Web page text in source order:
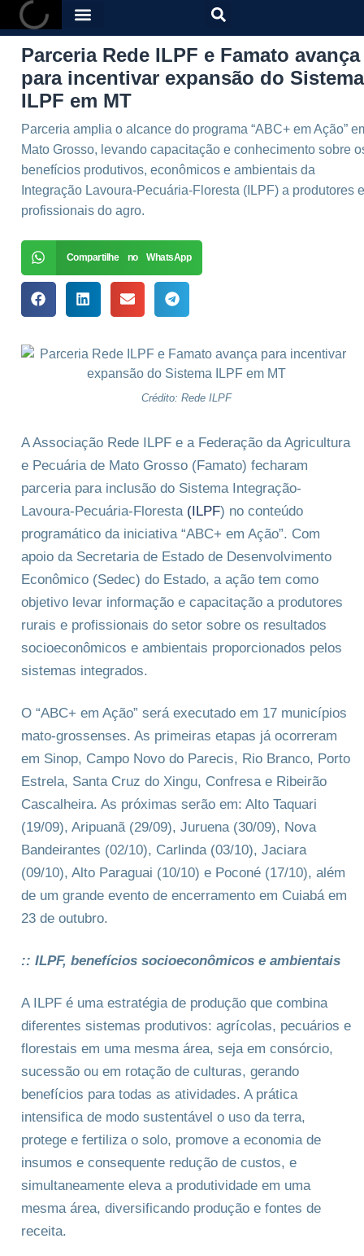
Parceria Rede ILPF e Famato avança
para incentivar expansão do Sistema
ILPF em MT
Parceria amplia o alcance do programa “ABC+ em Ação”
Mato Grosso, levando capacitação e conhecimento sobre
benefícios produtivos, econômicos e ambientais da
Integração Lavoura-Pecuária-Floresta (ILPF) a produtores e
profissionais do agro.
Compartilhe no WhatsApp
Crédito: Rede ILPF
A Associação Rede ILPF e a Federação da Agricultura
e Pecuária de Mato Grosso (Famato) fecharam
parceria para inclusão do Sistema Integração-
Lavoura-Pecuária-Floresta (ILPF) no conteúdo
programático da iniciativa “ABC+ em Ação”. Com
apoio da Secretaria de Estado de Desenvolvimento
Econômico (Sedec) do Estado, a ação tem como
objetivo levar informação e capacitação a produtores
rurais e profissionais do setor sobre os resultados
socioeconômicos e ambientais proporcionados pelos
sistemas integrados.
O “ABC+ em Ação” será executado em 17 municípios
mato-grossenses. As primeiras etapas já ocorreram
em Sinop, Campo Novo do Parecis, Rio Branco, Porto
Estrela, Santa Cruz do Xingu, Confresa e Ribeirão
Cascalheira. As próximas serão em: Alto Taquari
(19/09), Aripuanã (29/09), Juruena (30/09), Nova
Bandeirantes (02/10), Carlinda (03/10), Jaciara
(09/10), Alto Paraguai (10/10) e Poconé (17/10), além
de um grande evento de encerramento em Cuiabá em
23 de outubro.
:: ILPF, benefícios socioeconômicos e ambientais
A ILPF é uma estratégia de produção que combina
diferentes sistemas produtivos: agrícolas, pecuários e
florestais em uma mesma área, seja em consórcio,
sucessão ou em rotação de culturas, gerando
benefícios para todas as atividades. A prática
intensifica de modo sustentável o uso da terra,
protege e fertiliza o solo, promove a economia de
insumos e consequente redução de custos, e
simultaneamente eleva a produtividade em uma
mesma área, diversificando produção e fontes de
receita.